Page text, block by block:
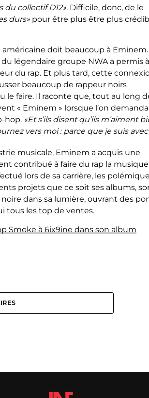
collectif D12». Difficile, donc, de le
durs» pour être plus être plus
doit beaucoup à Eminem.
légendaire groupe NWA a permis à
du rap. Et plus tard, cette
beaucoup de rappeur noirs
le faire. Il raconte que, tout au long
« Eminem » lorsque l’on
hop. «Et s’ils disent qu’ils m’aiment
vers moi : parce que je suis avec
musicale, Eminem a acquis une
contribué à faire du rap la musique
lors de sa carrière, les
projets que ce soit ses albums,
dans sa lumière, ouvrant des
tous les top de ventes.
Smoke à 6ix9ine dans son album